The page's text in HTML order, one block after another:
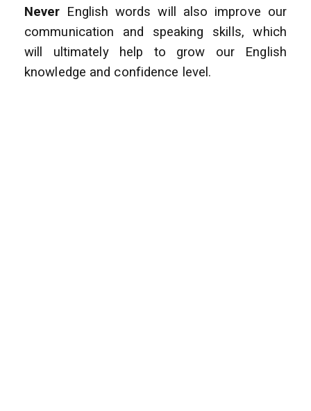
Never English words will also improve our
communication and speaking skills, which
will ultimately help to grow our English
knowledge and confidence level.